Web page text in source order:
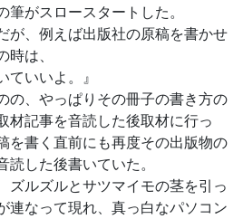
がスロースタートした。
が、例えば出版社の原稿を書かせ
は、
ていいよ。』
の、やっぱりその冊子の書き方の
材記事を音読した後取材に行っ
を書く直前にも再度その出版物の
した後書いていた。
ズルズルとサツマイモの茎を引っ
連なって現れ、真っ白なパソコン